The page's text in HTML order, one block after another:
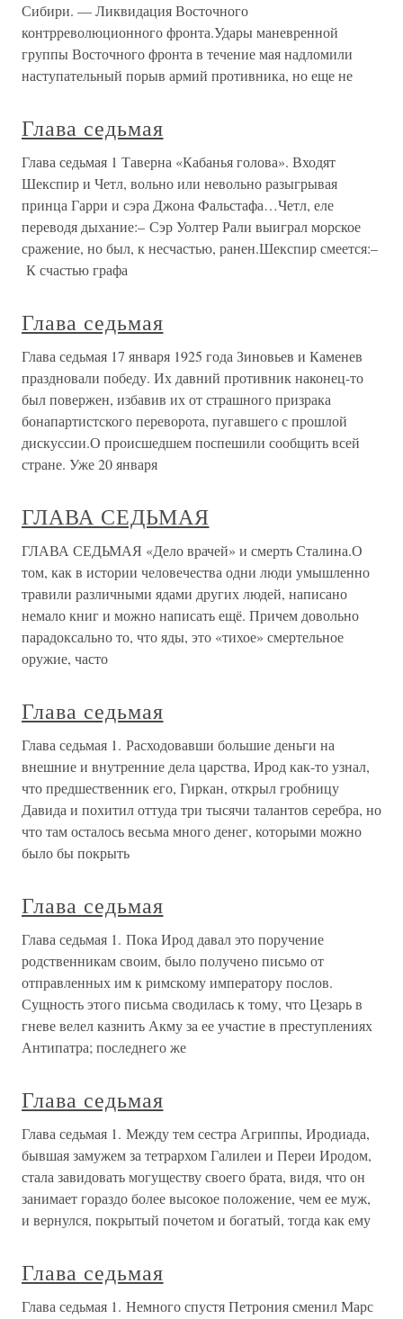
Сибири. — Ликвидация Восточного
контрреволюционного фронта.Удары маневренной
группы Восточного фронта в течение мая надломили
наступательный порыв армий противника, но еще не
Глава седьмая
Глава седьмая 1 Таверна «Кабанья голова». Входят
Шекспир и Четл, вольно или невольно разыгрывая
принца Гарри и сэра Джона Фальстафа…Четл, еле
переводя дыхание:– Сэр Уолтер Рали выиграл морское
сражение, но был, к несчастью, ранен.Шекспир смеется:–
К счастью графа
Глава седьмая
Глава седьмая 17 января 1925 года Зиновьев и Каменев
праздновали победу. Их давний противник наконец-то
был повержен, избавив их от страшного призрака
бонапартистского переворота, пугавшего с прошлой
дискуссии.О происшедшем поспешили сообщить всей
стране. Уже 20 января
ГЛАВА СЕДЬМАЯ
ГЛАВА СЕДЬМАЯ «Дело врачей» и смерть Сталина.О
том, как в истории человечества одни люди умышленно
травили различными ядами других людей, написано
немало книг и можно написать ещё. Причем довольно
парадоксально то, что яды, это «тихое» смертельное
оружие, часто
Глава седьмая
Глава седьмая 1. Расходовавши большие деньги на
внешние и внутренние дела царства, Ирод как-то узнал,
что предшественник его, Гиркан, открыл гробницу
Давида и похитил оттуда три тысячи талантов серебра, но
что там осталось весьма много денег, которыми можно
было бы покрыть
Глава седьмая
Глава седьмая 1. Пока Ирод давал это поручение
родственникам своим, было получено письмо от
отправленных им к римскому императору послов.
Сущность этого письма сводилась к тому, что Цезарь в
гневе велел казнить Акму за ее участие в преступлениях
Антипатра; последнего же
Глава седьмая
Глава седьмая 1. Между тем сестра Агриппы, Иродиада,
бывшая замужем за тетрархом Галилеи и Переи Иродом,
стала завидовать могуществу своего брата, видя, что он
занимает гораздо более высокое положение, чем ее муж,
и вернулся, покрытый почетом и богатый, тогда как ему
Глава седьмая
Глава седьмая 1. Немного спустя Петрония сменил Марс